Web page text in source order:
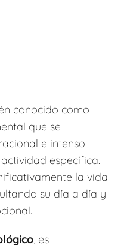
conocido como
que se
e intenso
específica.
la vida
su día a día y
, es